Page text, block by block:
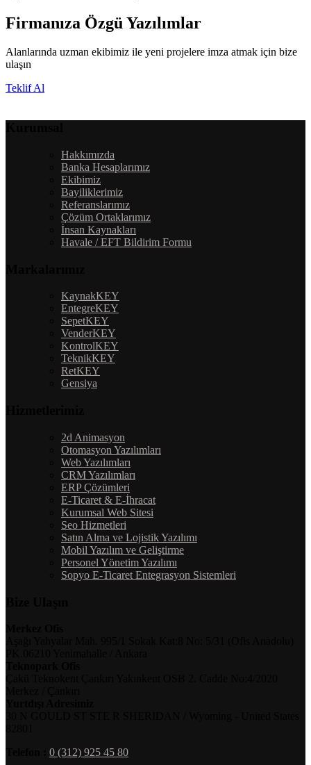
Firmanıza Özgü Yazılımlar
Alanlarında uzman ekibimiz ile yeni projelere imza atmak için bize
ulaşın
Teklif Al
Hakkımızda
Banka Hesaplarımız
Ekibimiz
Bayiliklerimiz
Referanslarımız
Çözüm Ortaklarımız
İnsan Kaynakları
Havale / EFT Bildirim Formu
KaynakKEY
EntegreKEY
SepetKEY
VenderKEY
KontrolKEY
TeknikKEY
RetKEY
Gensiya
2d Animasyon
Otomasyon Yazılımları
Web Yazılımları
CRM Yazılımları
ERP Çözümleri
E-Ticaret & E-İhracat
Kurumsal Web Sitesi
Seo Hizmetleri
Satın Alma ve Lojistik Yazılımı
Mobil Yazılım ve Geliştirme
Personel Yönetim Yazılımı
Sopyo E-Ticaret Entegrasyon Sistemleri
0 (312) 925 45 80